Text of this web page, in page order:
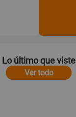
Lo último que viste
Ver todo